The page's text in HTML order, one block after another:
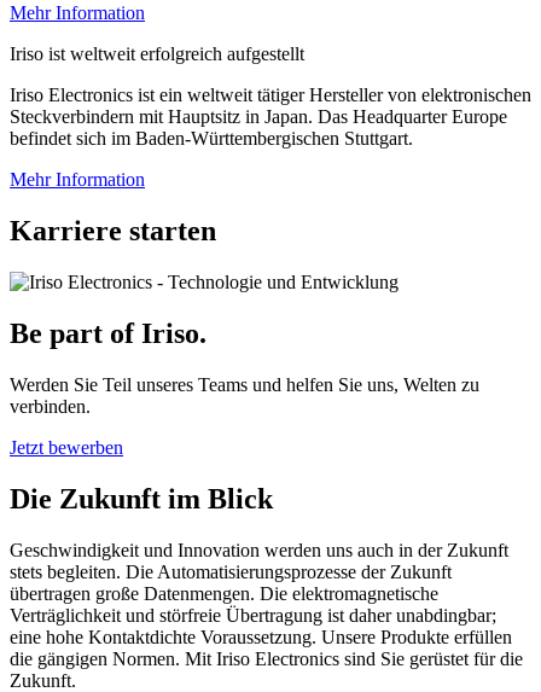
Mehr Information
Iriso ist weltweit erfolgreich aufgestellt
Iriso Electronics ist ein weltweit tätiger Hersteller von elektronischen
Steckverbindern mit Hauptsitz in Japan. Das Headquarter Europe
befindet sich im Baden-Württembergischen Stuttgart.
Mehr Information
Karriere starten
Be part of Iriso.
Werden Sie Teil unseres Teams und helfen Sie uns, Welten zu
verbinden.
Jetzt bewerben
Die Zukunft im Blick
Geschwindigkeit und Innovation werden uns auch in der Zukunft
stets begleiten. Die Automatisierungsprozesse der Zukunft
übertragen große Datenmengen. Die elektromagnetische
Verträglichkeit und störfreie Übertragung ist daher unabdingbar;
eine hohe Kontaktdichte Voraussetzung. Unsere Produkte erfüllen
die gängigen Normen. Mit Iriso Electronics sind Sie gerüstet für die
Zukunft.